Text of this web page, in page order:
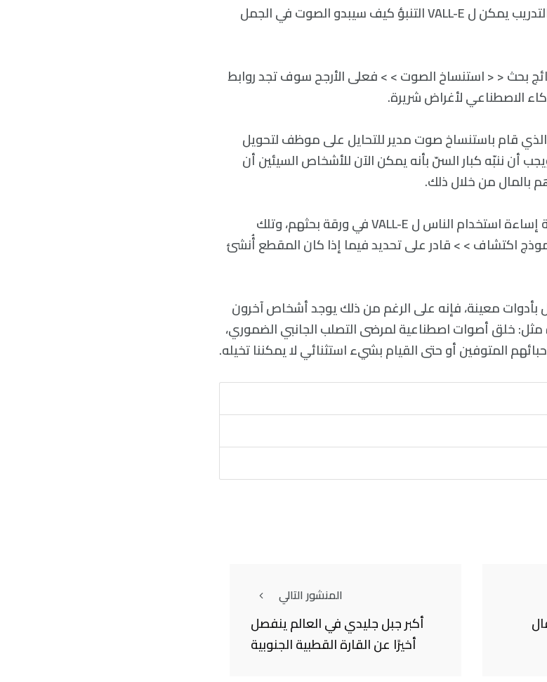
و باستخدام هذه الرموز مع بيانات التدريب يمكن ل VALL-E التنبؤ كيف سيبدو الصوت في الجمل
بحث < < استنساخ الصوت > > فعلى الأرجح سوف تجد روابط
الاصطناعي لأغراض شريرة.
الذي قام باستنساخ صوت مدير للتحايل على موظف لتحويل
أن ننبّه كبار السنّ بأنه يمكن الآن للأشخاص السيئين أن
بالمال من خلال ذلك.
يتناول فريق مايكروسوفت إمكانية إساءة استخدام الناس ل VALL-E في ورقة بحثهم، وتلك
اكتشاف > > قادر على تحديد فيما إذا كان المقطع أُنشئ
بأدوات معينة، فإنه على الرغم من ذلك يوجد أشخاص آخرون
خلق أصوات اصطناعية لمرضى التصلب الجانبي الضموري،
المتوفين أو حتى القيام بشيء استثنائي لا يمكننا تخيله.
المنشور التالي
أكبر جبل جليدي في العالم ينفصل
أخيرًا عن القارة القطبية الجنوبية